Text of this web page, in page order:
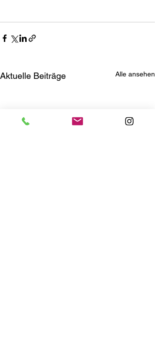
Aktuelle Beiträge Alle ansehen